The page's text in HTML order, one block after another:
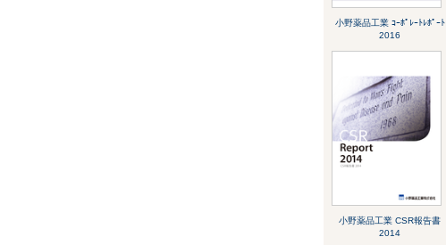
小野薬品工業 ｺｰﾎﾟﾚｰﾄﾚﾎﾟｰﾄ
2016
小野薬品工業 CSR報告書
2014